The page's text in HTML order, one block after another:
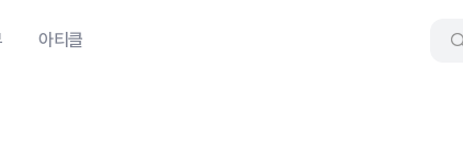
아티클